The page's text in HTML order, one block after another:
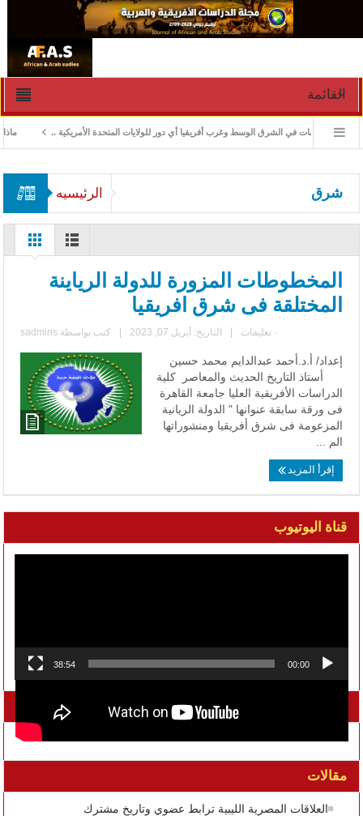
القائمة
ماذا ادارة الأزمات في الشرق الوسط وغرب أفريقيا أي دور للولايات المتحدة الأمريكية ..
الرئيسيه شرق
المخطوطات المزورة للدولة الرياينة
المختلقة فى شرق افريقيا
كتب بواسطة sadmins | التاريخ: أبريل 07, 2023 | ٠ تعليقات
إعداد/ أ.د.أحمد عبدالدايم محمد حسين
أستاذ التاريخ الحديث والمعاصر كلية
الدراسات الأفريقية العليا جامعة القاهرة
فى ورقة سابقة عنوانها " الدولة الريانية
المزعومة فى شرق أفريقيا ومنشوراتها
الم ...
إقرأ المزيد
قناة اليوتيوب
00:00
38:54
تواصل معنا على الفيسبوك
مقالات
العلاقات المصرية الليبية ترابط عضوي وتاريخ مشترك